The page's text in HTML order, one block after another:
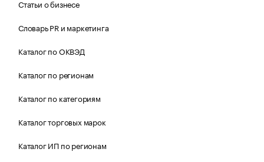
Статьи о бизнесе
Словарь PR и маркетинга
Каталог по ОКВЭД
Каталог по регионам
Каталог по категориям
Каталог торговых марок
Каталог ИП по регионам